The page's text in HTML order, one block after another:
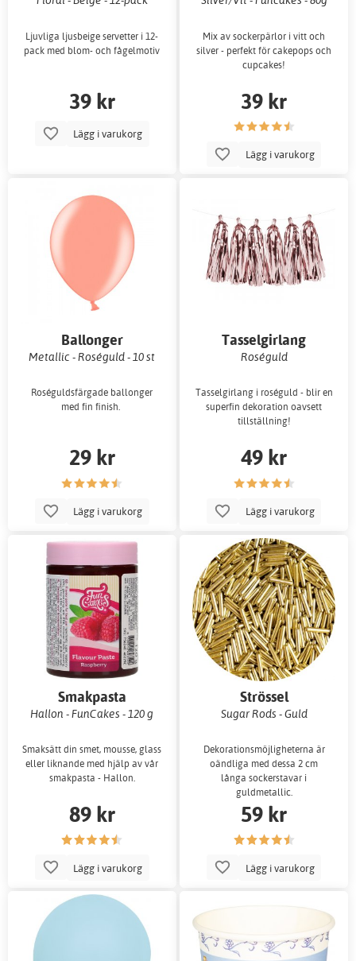
Ljuvliga ljusbeige servetter i 12-
pack med blom- och fågelmotiv
39 kr
Lägg i varukorg
Mix av sockerpärlor i vitt och
silver - perfekt för cakepops och
cupcakes!
39 kr
Lägg i varukorg
Ballonger
Metallic - Roséguld - 10 st
Roséguldsfärgade ballonger
med fin finish.
29 kr
Lägg i varukorg
Tasselgirlang
Roséguld
Tasselgirlang i roséguld - blir en
superfin dekoration oavsett
tillställning!
49 kr
Lägg i varukorg
Smakpasta
Hallon - FunCakes - 120 g
Smaksätt din smet, mousse, glass
eller liknande med hjälp av vår
smakpasta - Hallon.
89 kr
Lägg i varukorg
Strössel
Sugar Rods - Guld
Dekorationsmöjligheterna är
oändliga med dessa 2 cm
långa sockerstavar i
guldmetallic.
59 kr
Lägg i varukorg